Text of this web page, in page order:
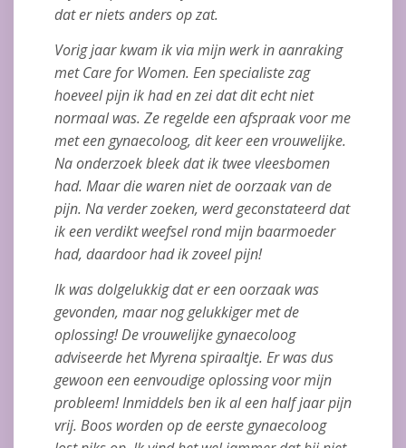
dat er niets anders op zat.
Vorig jaar kwam ik via mijn werk in aanraking
met Care for Women. Een specialiste zag
hoeveel pijn ik had en zei dat dit echt niet
normaal was. Ze regelde een afspraak voor me
met een gynaecoloog, dit keer een vrouwelijke.
Na onderzoek bleek dat ik twee vleesbomen
had. Maar die waren niet de oorzaak van de
pijn. Na verder zoeken, werd geconstateerd dat
ik een verdikt weefsel rond mijn baarmoeder
had, daardoor had ik zoveel pijn!
Ik was dolgelukkig dat er een oorzaak was
gevonden, maar nog gelukkiger met de
oplossing! De vrouwelijke gynaecoloog
adviseerde het Myrena spiraaltje. Er was dus
gewoon een eenvoudige oplossing voor mijn
probleem! Inmiddels ben ik al een half jaar pijn
vrij. Boos worden op de eerste gynaecoloog